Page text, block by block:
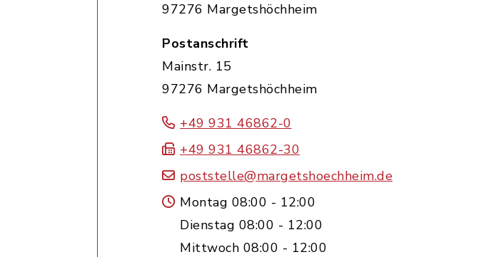
97276 Margetshöchheim
Postanschrift
Mainstr. 15
97276 Margetshöchheim
+49 931 46862-0
+49 931 46862-30
poststelle@margetshoechheim.de
Montag 08:00 - 12:00
Dienstag 08:00 - 12:00
Mittwoch 08:00 - 12:00